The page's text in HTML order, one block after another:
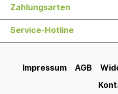
Zahlungsarten
Service-Hotline
Impressum AGB